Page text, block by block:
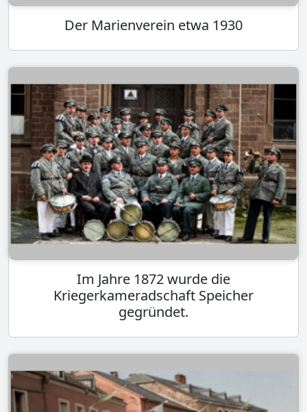
Der Marienverein etwa 1930
Im Jahre 1872 wurde die
Kriegerkameradschaft Speicher
gegründet.